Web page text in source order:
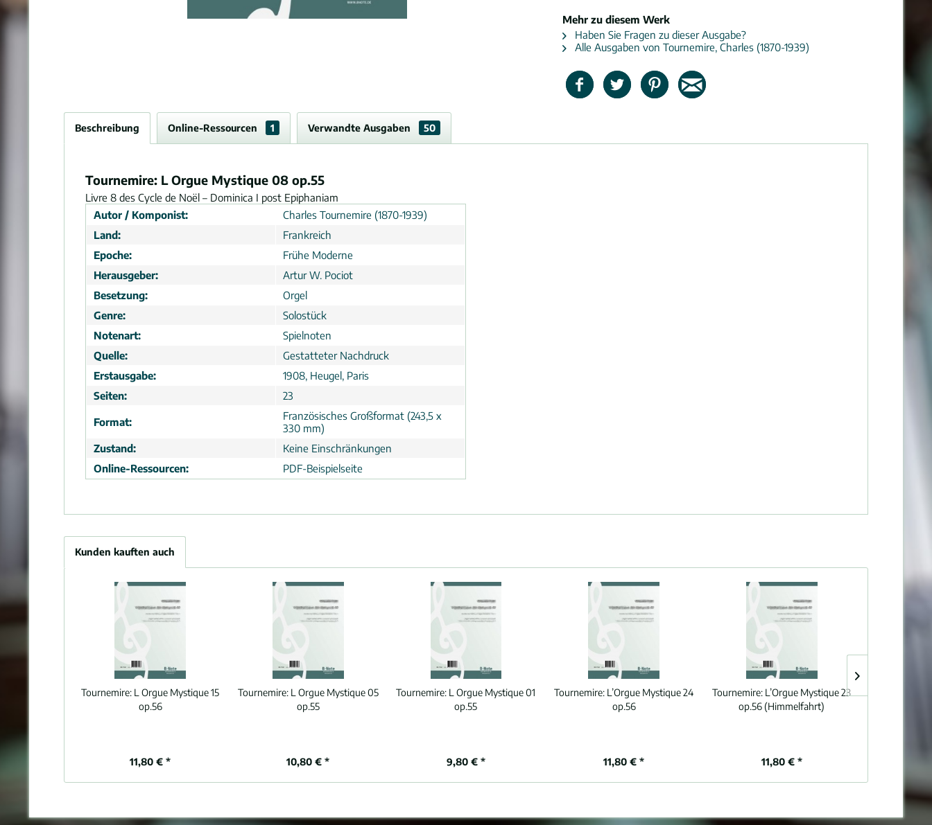
Mehr zu diesem Werk
Haben Sie Fragen zu dieser Ausgabe?
Alle Ausgaben von Tournemire, Charles (1870-1939)
Beschreibung Online-Ressourcen 1 Verwandte Ausgaben 50
Tournemire: L Orgue Mystique 08 op.55
Livre 8 des Cycle de Noël – Dominica I post Epiphaniam
Autor / Komponist:
Charles Tournemire (1870-1939)
Land:
Frankreich
Epoche:
Frühe Moderne
Herausgeber:
Artur W. Pociot
Besetzung:
Orgel
Genre:
Solostück
Notenart:
Spielnoten
Quelle:
Gestatteter Nachdruck
Erstausgabe:
1908, Heugel, Paris
Seiten:
23
Format:
Französisches Großformat (243,5 x
330 mm)
Zustand:
Keine Einschränkungen
Online-Ressourcen:
PDF-Beispielseite
Kunden kauften auch
Tournemire: L Orgue Mystique 15
op.56
11,80 € *
Tournemire: L Orgue Mystique 05
op.55
10,80 € *
Tournemire: L Orgue Mystique 01
op.55
9,80 € *
Tournemire: L’Orgue Mystique 24
op.56
11,80 € *
Tournemire: L’Orgue Mystique 23
op.56 (Himmelfahrt)
11,80 € *